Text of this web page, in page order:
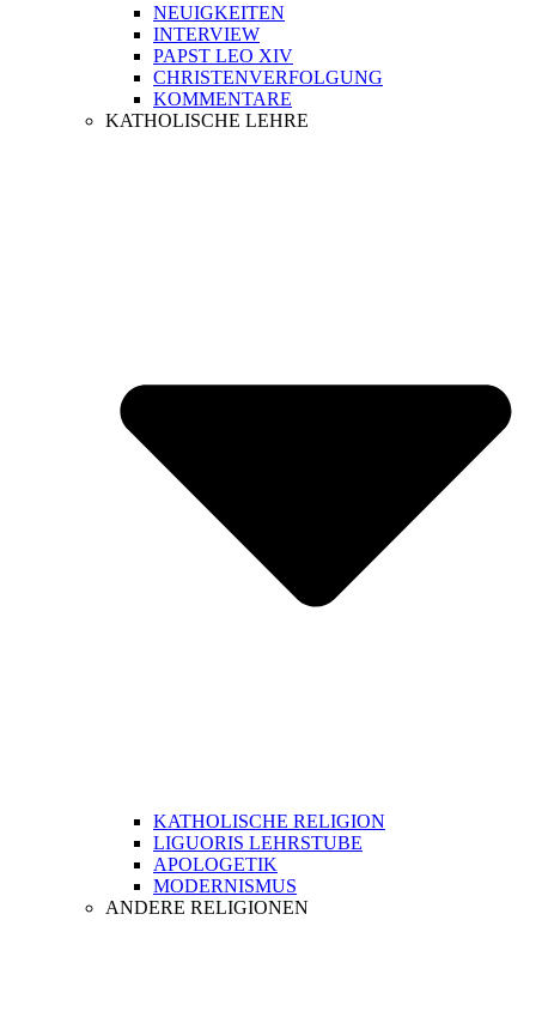
NEUIGKEITEN
INTERVIEW
PAPST LEO XIV
CHRISTENVERFOLGUNG
KOMMENTARE
KATHOLISCHE LEHRE
KATHOLISCHE RELIGION
LIGUORIS LEHRSTUBE
APOLOGETIK
MODERNISMUS
ANDERE RELIGIONEN